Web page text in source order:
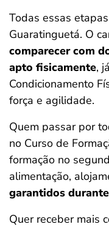
Todas essas
Guaratinguetá. O
comparecer com
apto fisicamente,
Condicionamento
força e agilidade.
Quem passar por
no Curso de
formação no
alimentação,
garantidos
Quer receber mais